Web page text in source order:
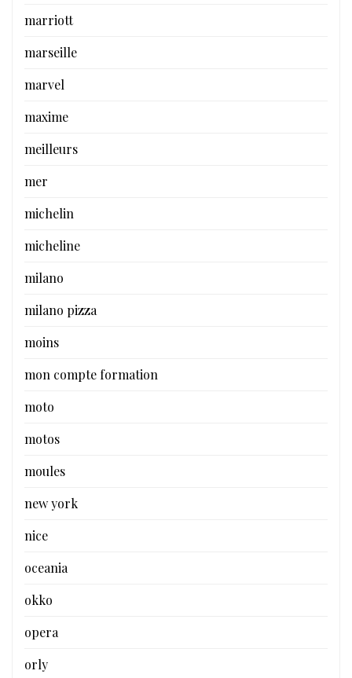
marriott
marseille
marvel
maxime
meilleurs
mer
michelin
micheline
milano
milano pizza
moins
mon compte formation
moto
motos
moules
new york
nice
oceania
okko
opera
orly